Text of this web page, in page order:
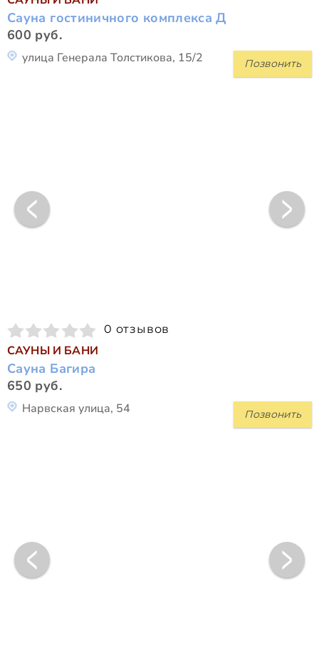
Сауна гостиничного комплекса Д
600 руб.
Позвонить
улица Генерала Толстикова, 15/2
0 отзывов
САУНЫ И БАНИ
Сауна Багира
650 руб.
Позвонить
Нарвская улица, 54